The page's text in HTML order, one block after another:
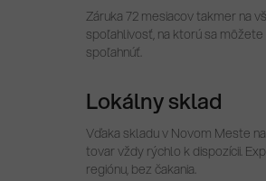
Záruka 72 mesiacov takmer na
spoľahlivosť, na ktorú sa
spoľahnúť.
Lokálny sklad
Vďaka skladu v Novom Meste
tovar vždy rýchlo k dispozícii.
regiónu, bez čakania.